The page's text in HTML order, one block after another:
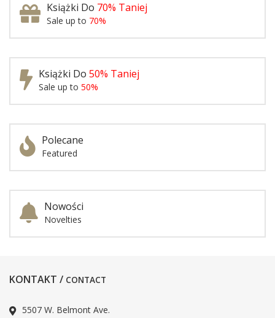
Książki Do 70% Taniej
Sale up to 70%
Książki Do 50% Taniej
Sale up to 50%
Polecane
Featured
Nowości
Novelties
KONTAKT / CONTACT
5507 W. Belmont Ave.